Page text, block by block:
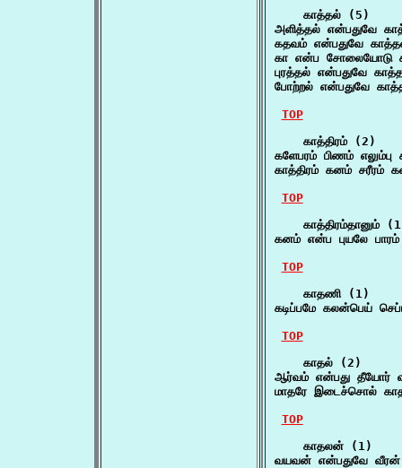
    காத்தல் (5)
அளித்தல் என்பதுவே
கதவம் என்பதுவே
கா என்ப சோலையோடு
புரத்தல் என்பதுவே
போற்றல் என்பதுவே
TOP
    காத்திரம் (2)
களேபரம் பிணம்
காத்திரம் கனம் சரீரம்
TOP
காத்திரம்தானும்
கனம் என்ப புயலே
TOP
    காதணி (1)
கடிப்பமே கலன்பெய்
TOP
    காதல் (2)
ஆர்வம் என்பது தீயோர்
மாதரே இடைச்சொல்
TOP
    காதலன் (1)
வயவன் என்பதுவே